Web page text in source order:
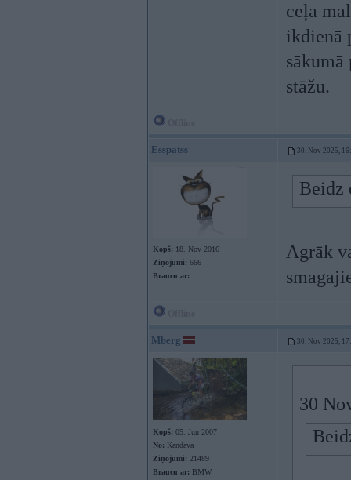
ceļa
ikdienā
sākumā
stāžu.
Esspatss 30. Nov 2025,
Kopš: 18. Nov 2016
Ziņojumi: 666
Braucu ar:
Beidz
Agrāk
Mberg 30. Nov 2025,
Kopš: 05. Jun 2007
No: Kandava
Ziņojumi: 21489
Braucu ar: BMW
30